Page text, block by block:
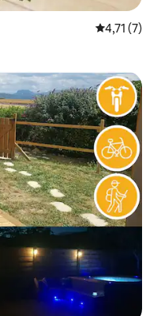
Átlagos
4,71 (7)